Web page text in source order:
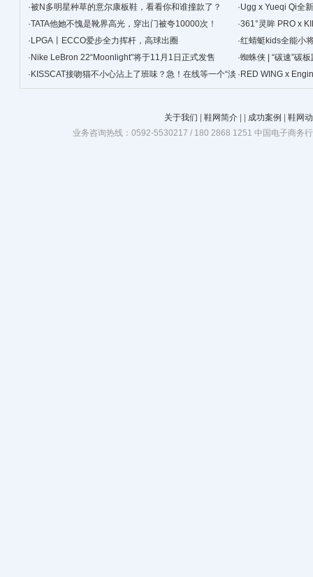
景
·被N多明星种草的意尔康板鞋，看看你和谁撞款了？ ·Ugg x Yueqi Qi全
·TATA他她不愧是靴界高光，穿出门被夸10000次！ ·361°灵眸 PRO x
跑鞋
· LPGA丨ECCO爱步全力挥杆，高球出圈 ·红蜻蜓kids全能小
· Nike LeBron 22“Moonlight”将于11月1日正式发售 ·蜘蛛侠 | “碳速”碳
· KISSCAT接吻猫不小心沾上了班味？急！在线等一个“淡
班精华”
· RED WING x
关于我们 鞋网简介 成功案例
鞋网
业务咨询热线：0592-5530217 / 180 2868 1251 中国电子商务